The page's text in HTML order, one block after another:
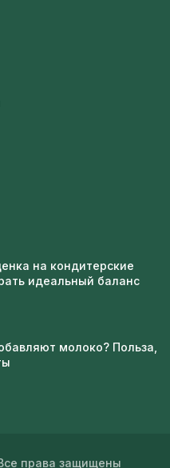
на кондитерские
идеальный баланс
молоко? Польза,
права защищены